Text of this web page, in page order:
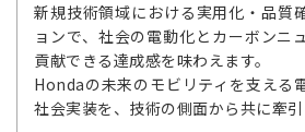
新規技術領域における実用化・品質
ョンで、社会の電動化とカーボンニ
貢献できる達成感を味わえます。
Hondaの未来のモビリティを支える
社会実装を、技術の側面から共に牽引